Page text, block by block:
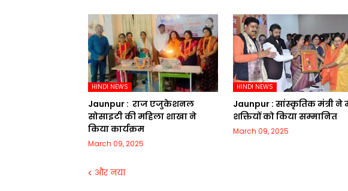
HINDI NEWS
Jaunpur : ​ ​राज एजुकेशनल
सोसाइटी की महिला शाखा ने
किया कार्यक्रम
March 09, 2025
HINDI NEWS
Jaunpur :​ सांस्कृतिक मंत्री ने
शक्तियों को किया सम्मानित
March 09, 2025
और नया